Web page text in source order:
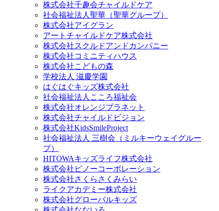
株式会社千趣会チャイルドケア
社会福祉法人聖華（聖華グループ）
株式会社アイグラン
アートチャイルドケア株式会社
株式会社スクルドアンドカンパニー
株式会社コミニティハウス
株式会社こどもの森
学校法人 滋慶学園
はぐはぐキッズ株式会社
社会福祉法人こころ福祉会
株式会社オレンジプラネット
株式会社チャイルドビジョン
株式会社KidsSmileProject
社会福祉法人 三樹会（ミルキーウェイグルー
プ）
HITOWAキッズライフ株式会社
株式会社ピノーコーポレーション
株式会社さくらさくみらい
ライクアカデミー株式会社
株式会社グローバルキッズ